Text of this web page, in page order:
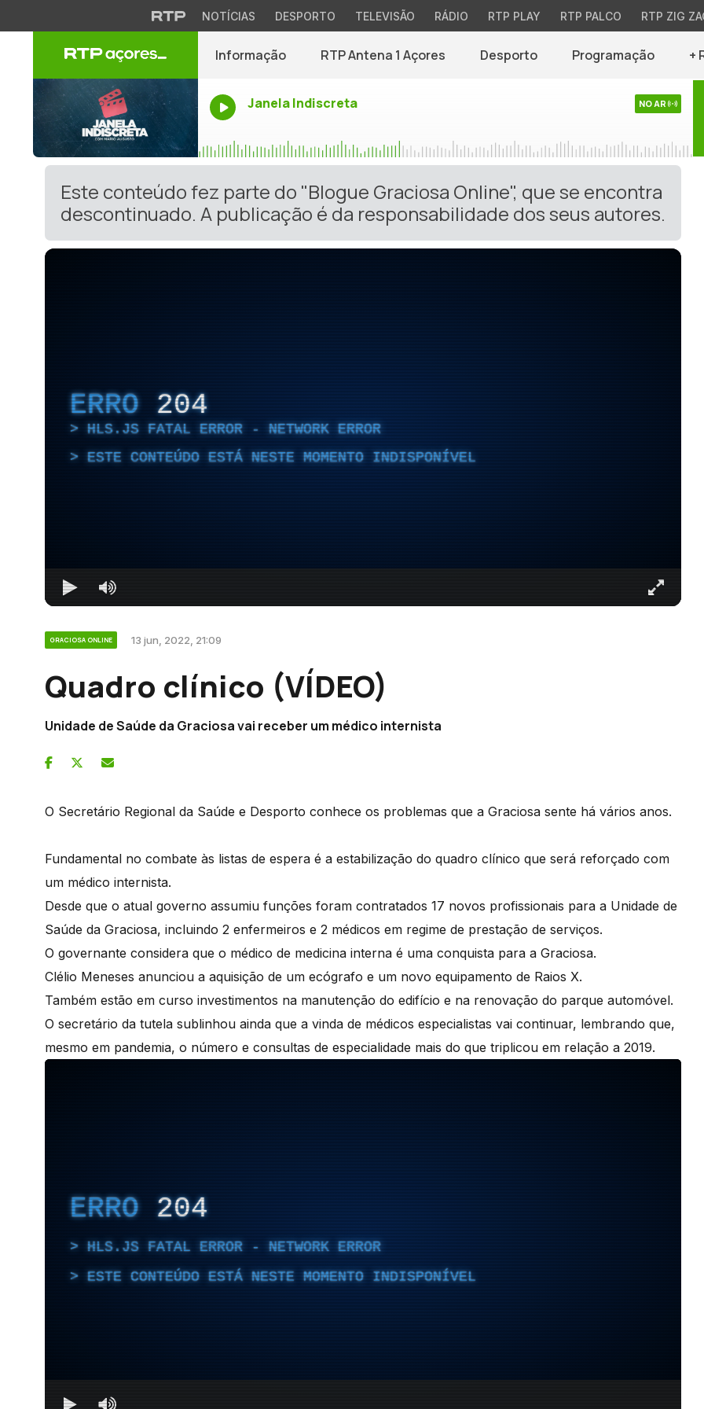
NOTÍCIAS DESPORTO TELEVISÃO RÁDIO RTP PLAY RTP PALCO RTP ZIG
Informação RTP Antena 1 Açores Desporto Programação +
Janela Indiscreta NO AR
Este conteúdo fez parte do "Blogue Graciosa Online", que se encontra
descontinuado. A publicação é da responsabilidade dos seus autores.
ERRO 204
HLS.JS FATAL ERROR - NETWORK ERROR
ESTE CONTEÚDO ESTÁ NESTE MOMENTO INDISPONÍVEL
GRACIOSA ONLINE 13 jun, 2022, 21:09
Quadro clínico (VÍDEO)
Unidade de Saúde da Graciosa vai receber um médico internista
O Secretário Regional da Saúde e Desporto conhece os problemas que a Graciosa sente há vários anos.
Fundamental no combate às listas de espera é a estabilização do quadro clínico que será reforçado com
um médico internista.
Desde que o atual governo assumiu funções foram contratados 17 novos profissionais para a Unidade de
Saúde da Graciosa, incluindo 2 enfermeiros e 2 médicos em regime de prestação de serviços.
O governante considera que o médico de medicina interna é uma conquista para a Graciosa.
Clélio Meneses anunciou a aquisição de um ecógrafo e um novo equipamento de Raios X.
Também estão em curso investimentos na manutenção do edifício e na renovação do parque automóvel.
O secretário da tutela sublinhou ainda que a vinda de médicos especialistas vai continuar, lembrando que,
mesmo em pandemia, o número e consultas de especialidade mais do que triplicou em relação a 2019.